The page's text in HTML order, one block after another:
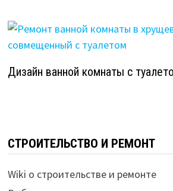
Дизайн ванной комнаты с
СТРОИТЕЛЬСТВО И РЕМОНТ
Wiki о строительстве и ремонте